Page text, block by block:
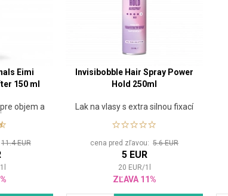
Eimi
150 ml
objem a
11.4 EUR
1
Invisibobble Hair Spray Power
Hold 250ml
Lak na vlasy s extra silnou fixací
cena pred zľavou:5.6 EUR
5 EUR
20 EUR/1
ZĽAVA 11%